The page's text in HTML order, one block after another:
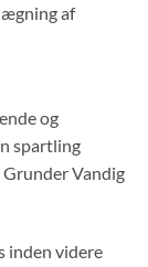
af
og
spartling
Vandig
inden videre